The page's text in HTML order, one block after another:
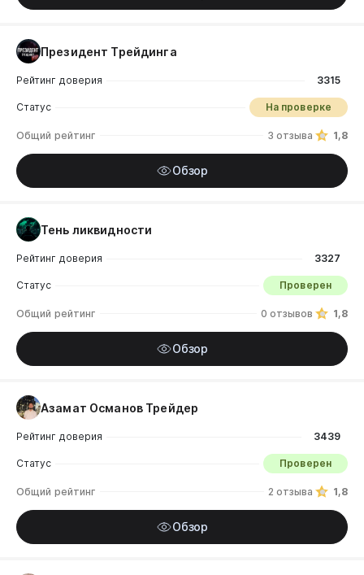
Рейтинг доверия 3315
Президент Трейдинга
Статус На проверке
Общий рейтинг 1,8
3 отзыва
Обзор
Рейтинг доверия 3327
Тень ликвидности
Статус Проверен
Общий рейтинг 1,8
0 отзывов
Обзор
Рейтинг доверия 3439
Азамат Османов Трейдер
Статус Проверен
Общий рейтинг 1,8
2 отзыва
Обзор